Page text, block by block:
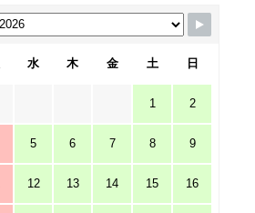
水 木 金 土 日
1 2
5 6 7 8 9
12 13 14 15 16